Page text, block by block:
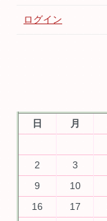
ログイン
日
月
2
3
9
10
16
17